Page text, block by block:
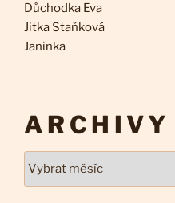
Důchodka Eva
Jitka Staňková
Janinka
ARCHIVY